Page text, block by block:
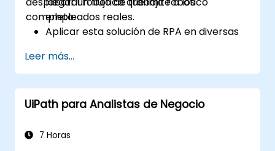
completo.
empleados reales.
Aplicar esta solución de RPA en diversas
BPO, desarrollo de software y seguros.
Leer más...
UiPath para Analistas de Negocio
7 Horas